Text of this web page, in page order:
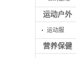
运动户外
运动服
营养保健